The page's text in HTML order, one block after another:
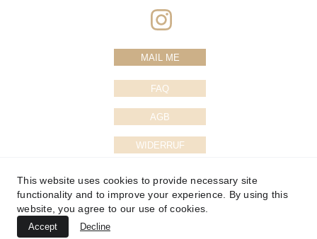
AGB
WIDERRUF
IMPRESSUM
FAQ
MAIL ME
This website uses cookies to provide necessary site
functionality and to improve your experience. By using this
website, you agree to our use of cookies.
Accept Decline